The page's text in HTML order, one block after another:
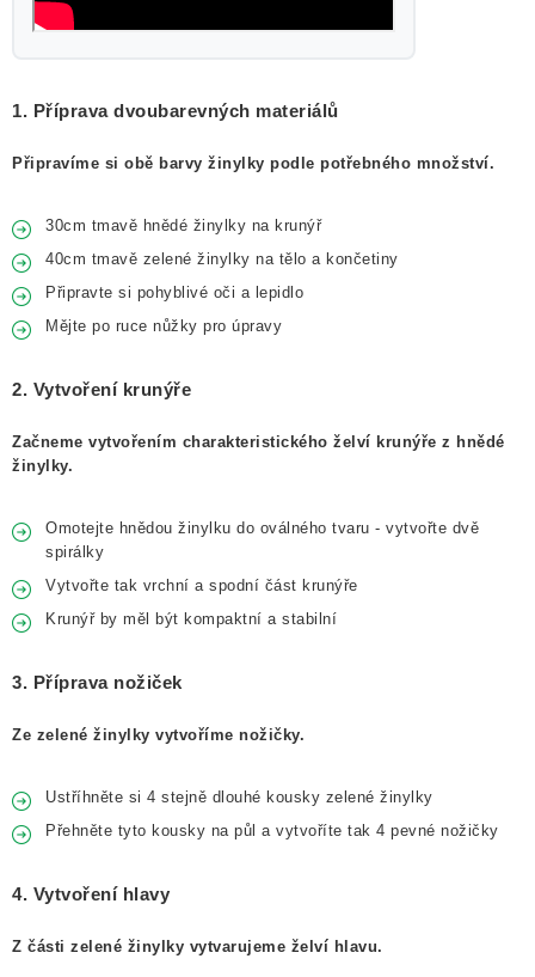
1. Příprava dvoubarevných materiálů
Připravíme si obě barvy žinylky podle potřebného množství.
30cm tmavě hnědé žinylky na krunýř
40cm tmavě zelené žinylky na tělo a končetiny
Připravte si pohyblivé oči a lepidlo
Mějte po ruce nůžky pro úpravy
2. Vytvoření krunýře
Začneme vytvořením charakteristického želví krunýře z hnědé
žinylky.
Omotejte hnědou žinylku do oválného tvaru - vytvořte dvě
spirálky
Vytvořte tak vrchní a spodní část krunýře
Krunýř by měl být kompaktní a stabilní
3. Příprava nožiček
Ze zelené žinylky vytvoříme nožičky.
Ustříhněte si 4 stejně dlouhé kousky zelené žinylky
Přehněte tyto kousky na půl a vytvoříte tak 4 pevné nožičky
4. Vytvoření hlavy
Z části zelené žinylky vytvarujeme želví hlavu.